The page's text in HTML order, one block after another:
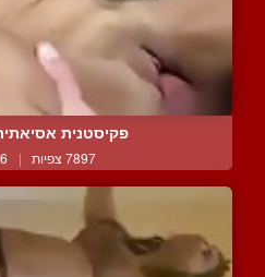
פקיסטנית
7897 צפיות | 6 המלצות